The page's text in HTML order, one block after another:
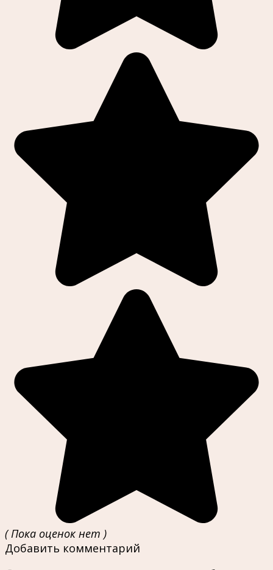
( Пока оценок нет )
Добавить комментарий